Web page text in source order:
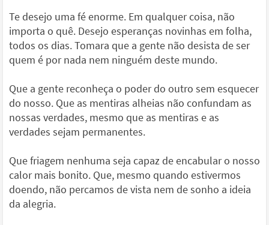
Te desejo uma fé enorme. Em qualquer coisa, não
importa o quê. Desejo esperanças novinhas em folha,
todos os dias. Tomara que a gente não desista de ser
quem é por nada nem ninguém deste mundo.
Que a gente reconheça o poder do outro sem esquecer
do nosso. Que as mentiras alheias não confundam as
nossas verdades, mesmo que as mentiras e as
verdades sejam permanentes.
Que friagem nenhuma seja capaz de encabular o nosso
calor mais bonito. Que, mesmo quando estivermos
doendo, não percamos de vista nem de sonho a ideia
da alegria.